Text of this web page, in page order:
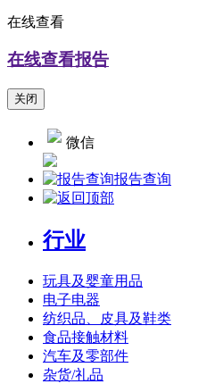
在线查看
在线查看报告
关闭
微信
报告查询
行业
玩具及婴童用品
电子电器
纺织品、皮具及鞋类
食品接触材料
汽车及零部件
杂货/礼品